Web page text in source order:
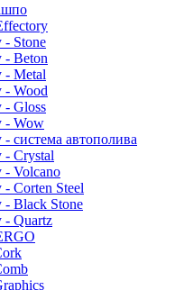
Stone
- Beton
- Metal
- Wood
- Gloss
- Wow
система автополива
Crystal
- Volcano
Corten Steel
Black Stone
- Quartz